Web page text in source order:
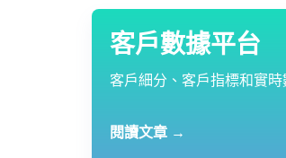
客戶數據平台
客戶細分、客戶指標和實時
閱讀文章 →